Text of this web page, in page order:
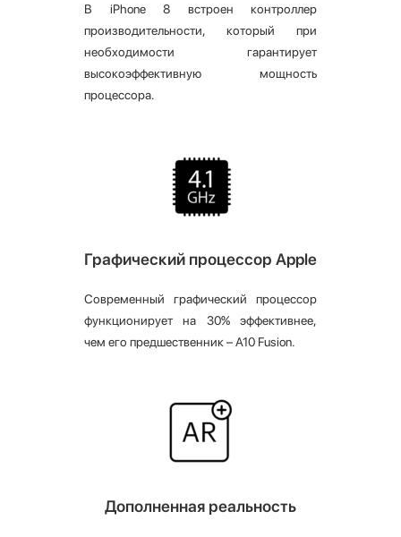
В iPhone 8 встроен контроллер
производительности, который при
необходимости гарантирует
высокоэффективную мощность
процессора.
Графический процессор Apple
Современный графический процессор
функционирует на 30% эффективнее,
чем его предшественник – A10 Fusion.
Дополненная реальность